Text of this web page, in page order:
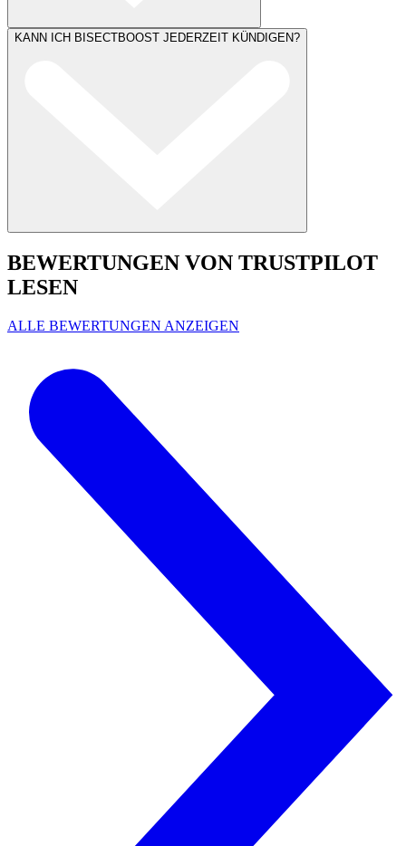
KANN ICH BISECTBOOST JEDERZEIT KÜNDIGEN?
BEWERTUNGEN VON TRUSTPILOT
LESEN
ALLE BEWERTUNGEN ANZEIGEN